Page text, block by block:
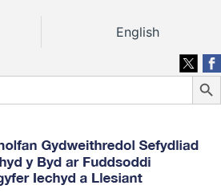
English